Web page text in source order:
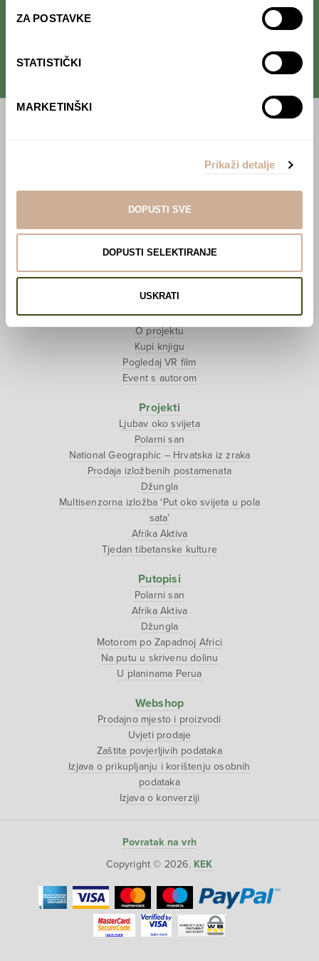
ZA POSTAVKE
STATISTIČKI
MARKETINŠKI
Prikaži detalje
DOPUSTI SVE
DOPUSTI SELEKTIRANJE
USKRATI
kulture.
Izdanja
O nama
Lovci sakupljači
O projektu
Kupi knjigu
Pogledaj VR film
Event s autorom
Projekti
Ljubav oko svijeta
Polarni san
National Geographic – Hrvatska iz zraka
Prodaja izložbenih postamenata
Džungla
Multisenzorna izložba ‘Put oko svijeta u pola
sata’
Afrika Aktiva
Tjedan tibetanske kulture
Putopisi
Polarni san
Afrika Aktiva
Džungla
Motorom po Zapadnoj Africi
Na putu u skrivenu dolinu
U planinama Perua
Webshop
Prodajno mjesto i proizvodi
Uvjeti prodaje
Zaštita povjerljivih podataka
Izjava o prikupljanju i korištenju osobnih
podataka
Izjava o konverziji
Povratak na vrh
Copyright © 2026. KEK